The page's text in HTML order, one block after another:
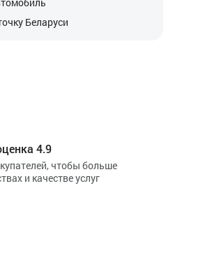
Беларуси
4.9
чтобы больше
и качестве услуг